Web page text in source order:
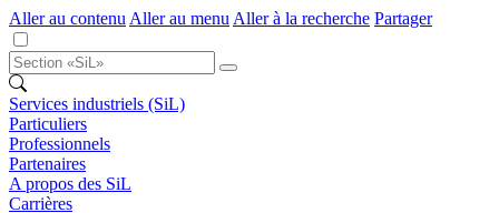
Aller au contenu Aller au menu Aller à la recherche Partager
Services industriels (SiL)
Particuliers
Professionnels
Partenaires
A propos des SiL
Carrières